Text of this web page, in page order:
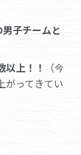
子チームと
以上！！
（今
がってきてい